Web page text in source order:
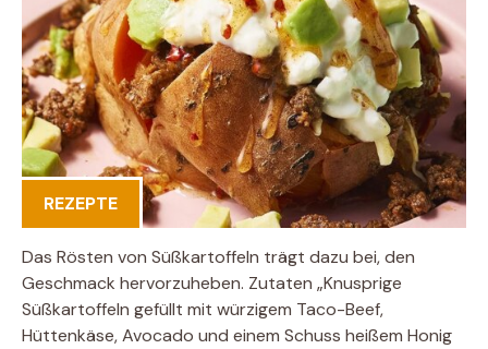
REZEPTE
Das Rösten von Süßkartoffeln trägt dazu bei, den
Geschmack hervorzuheben. Zutaten „Knusprige
Süßkartoffeln gefüllt mit würzigem Taco-Beef,
Hüttenkäse, Avocado und einem Schuss heißem Honig